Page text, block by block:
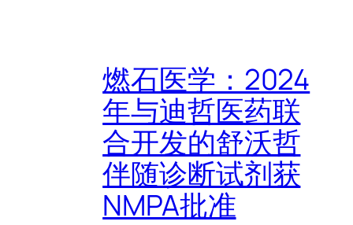
燃石医学：2024
年与迪哲医药联
合开发的舒沃哲
伴随诊断试剂获
NMPA批准